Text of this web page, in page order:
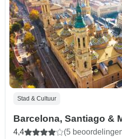
Stad & Cultuur
Barcelona, Santiago &
4,4 (5